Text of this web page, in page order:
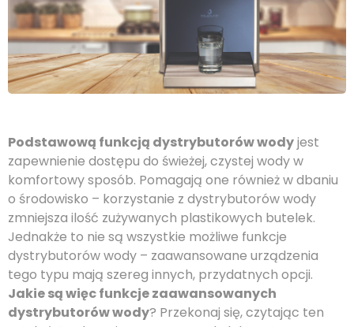
Podstawową funkcją dystrybutorów wodyjest
zapewnienie dostępu do świeżej, czystej wody w
komfortowy sposób. Pomagają one również w dbaniu
o środowisko – korzystanie z dystrybutorów wody
zmniejsza ilość zużywanych plastikowych butelek.
Jednakże to nie są wszystkie możliwe funkcje
dystrybutorów wody – zaawansowane urządzenia
tego typu mają szereg innych, przydatnych opcji.
Jakie są więc funkcje zaawansowanych
dystrybutorów wody? Przekonaj się, czytając ten